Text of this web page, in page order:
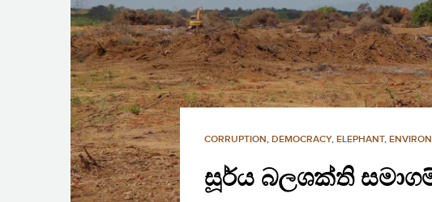
CORRUPTION, DEMOCRACY, ELEPHANT,
සූර්ය බලශක්ති